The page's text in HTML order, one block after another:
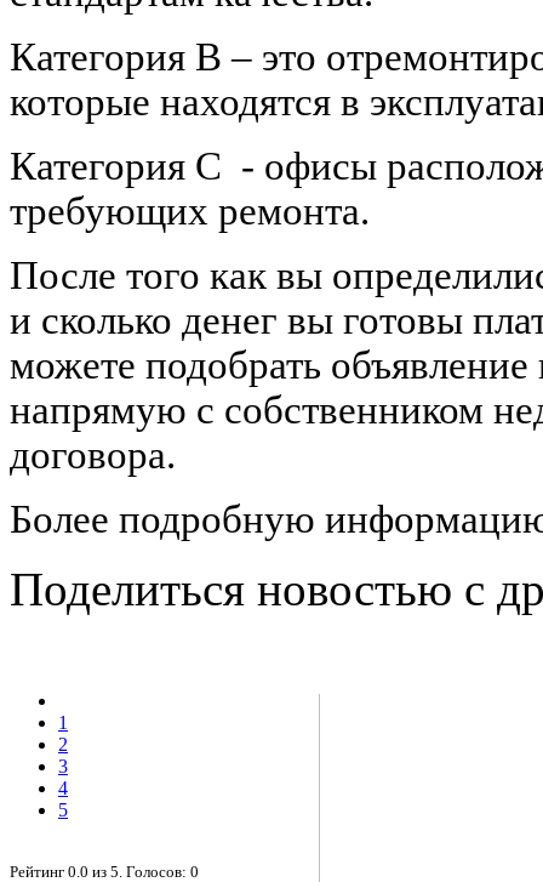
Категория В – это
которые находятся в
Категория С - офисы
требующих ремонта.
После того как вы
и сколько денег вы готовы
можете подобрать объявление
напрямую с собственником
договора.
Более подробную
Поделиться новостью с
1
2
3
4
5
Рейтинг 0.0 из 5 . Голосов: 0